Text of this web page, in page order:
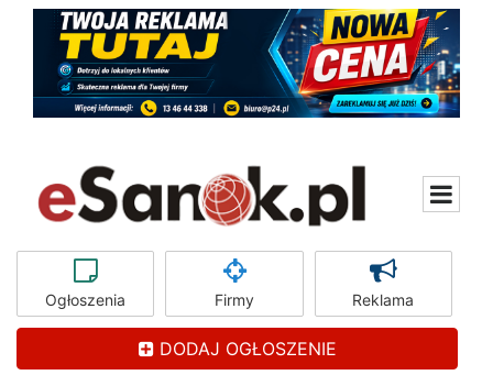
Ogłoszenia Firmy Reklama
DODAJ OGŁOSZENIE